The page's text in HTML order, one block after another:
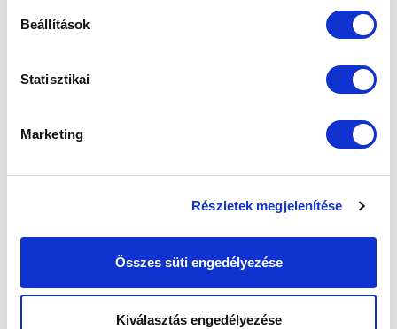
Beállítások
Statisztikai
Marketing
Részletek megjelenítése
Összes süti engedélyezése
Kiválasztás engedélyezése